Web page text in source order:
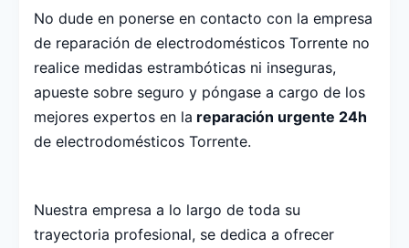
No dude en ponerse en contacto con la empresa
de reparación de electrodomésticos Torrente no
realice medidas estrambóticas ni inseguras,
apueste sobre seguro y póngase a cargo de los
mejores expertos en la reparación urgente 24h
de electrodomésticos Torrente.
Nuestra empresa a lo largo de toda su
trayectoria profesional, se dedica a ofrecer